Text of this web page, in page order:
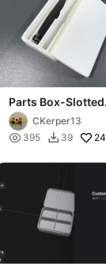
Parts Box-Slotted
MultisizeCKerper13
 395  39 24